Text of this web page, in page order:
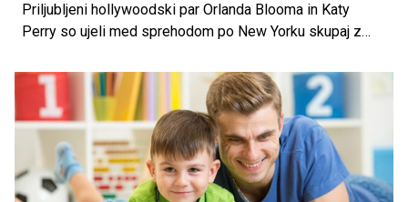
Priljubljeni hollywoodski par Orlanda Blooma in Katy
Perry so ujeli med sprehodom po New Yorku skupaj z
ljubko podobo ukradla srce javnosti.